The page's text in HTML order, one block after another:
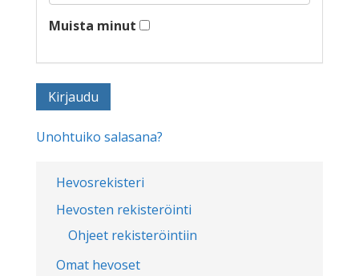
Hevosrekisteri
Hevosten rekisteröinti
Ohjeet rekisteröintiin
Omat hevoset
Muista minut
Unohtuiko salasana?